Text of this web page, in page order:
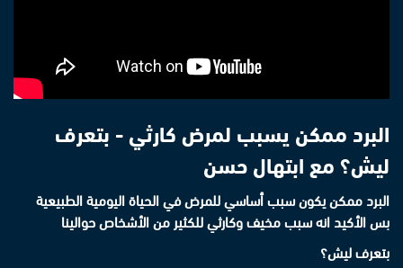
البرد ممكن يسبب لمرض كارثي - بتعرف
ليش؟ مع ابتهال حسن
البرد ممكن يكون سبب أساسي للمرض في الحياة اليومية الطبيعية
بس الأكيد انه سبب مخيف وكارثي للكثير من الأشخاص حوالينا
بتعرف ليش؟